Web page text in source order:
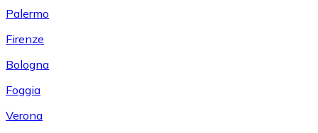
Palermo
Firenze
Bologna
Foggia
Verona